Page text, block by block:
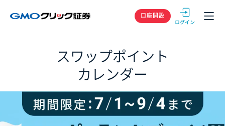
GMOクリック
口座開設
スワップポイント
カレンダー